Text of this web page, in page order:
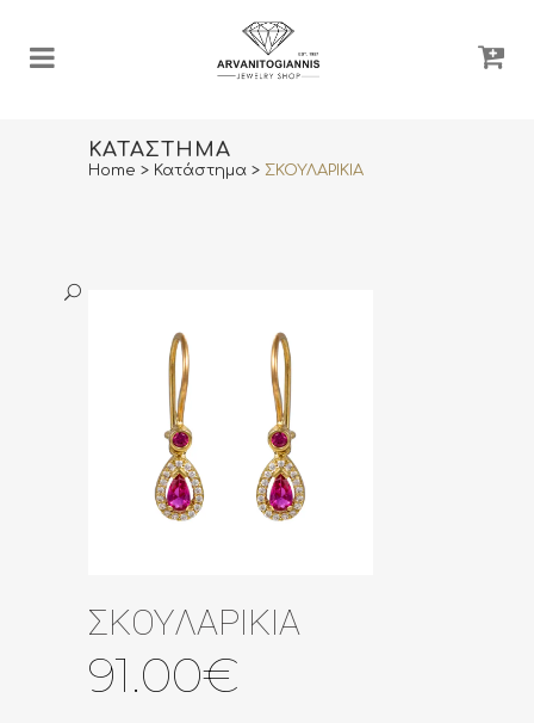
ΚΑΤΆΣΤΗΜΑ
Home > Κατάστημα > ΣΚΟΥΛΑΡΙΚΙΑ
ΣΚΟΥΛΑΡΙΚΙΑ
91.00€